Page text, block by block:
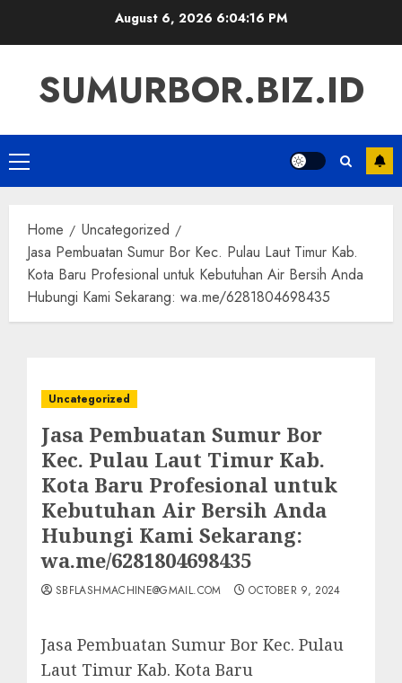
August 6, 2026 6:04:17 PM
SUMURBOR.BIZ.ID
Primary
Menu
Home
Uncategorized
Jasa Pembuatan Sumur Bor Kec. Pulau Laut Timur Kab.
Kota Baru Profesional untuk Kebutuhan Air Bersih Anda
Hubungi Kami Sekarang: wa.me/6281804698435
Uncategorized
Jasa Pembuatan Sumur Bor
Kec. Pulau Laut Timur Kab.
Kota Baru Profesional untuk
Kebutuhan Air Bersih Anda
Hubungi Kami Sekarang:
wa.me/6281804698435
SBFLASHMACHINE@GMAIL.COM OCTOBER 9, 2024
Jasa Pembuatan Sumur Bor Kec. Pulau
Laut Timur Kab. Kota Baru